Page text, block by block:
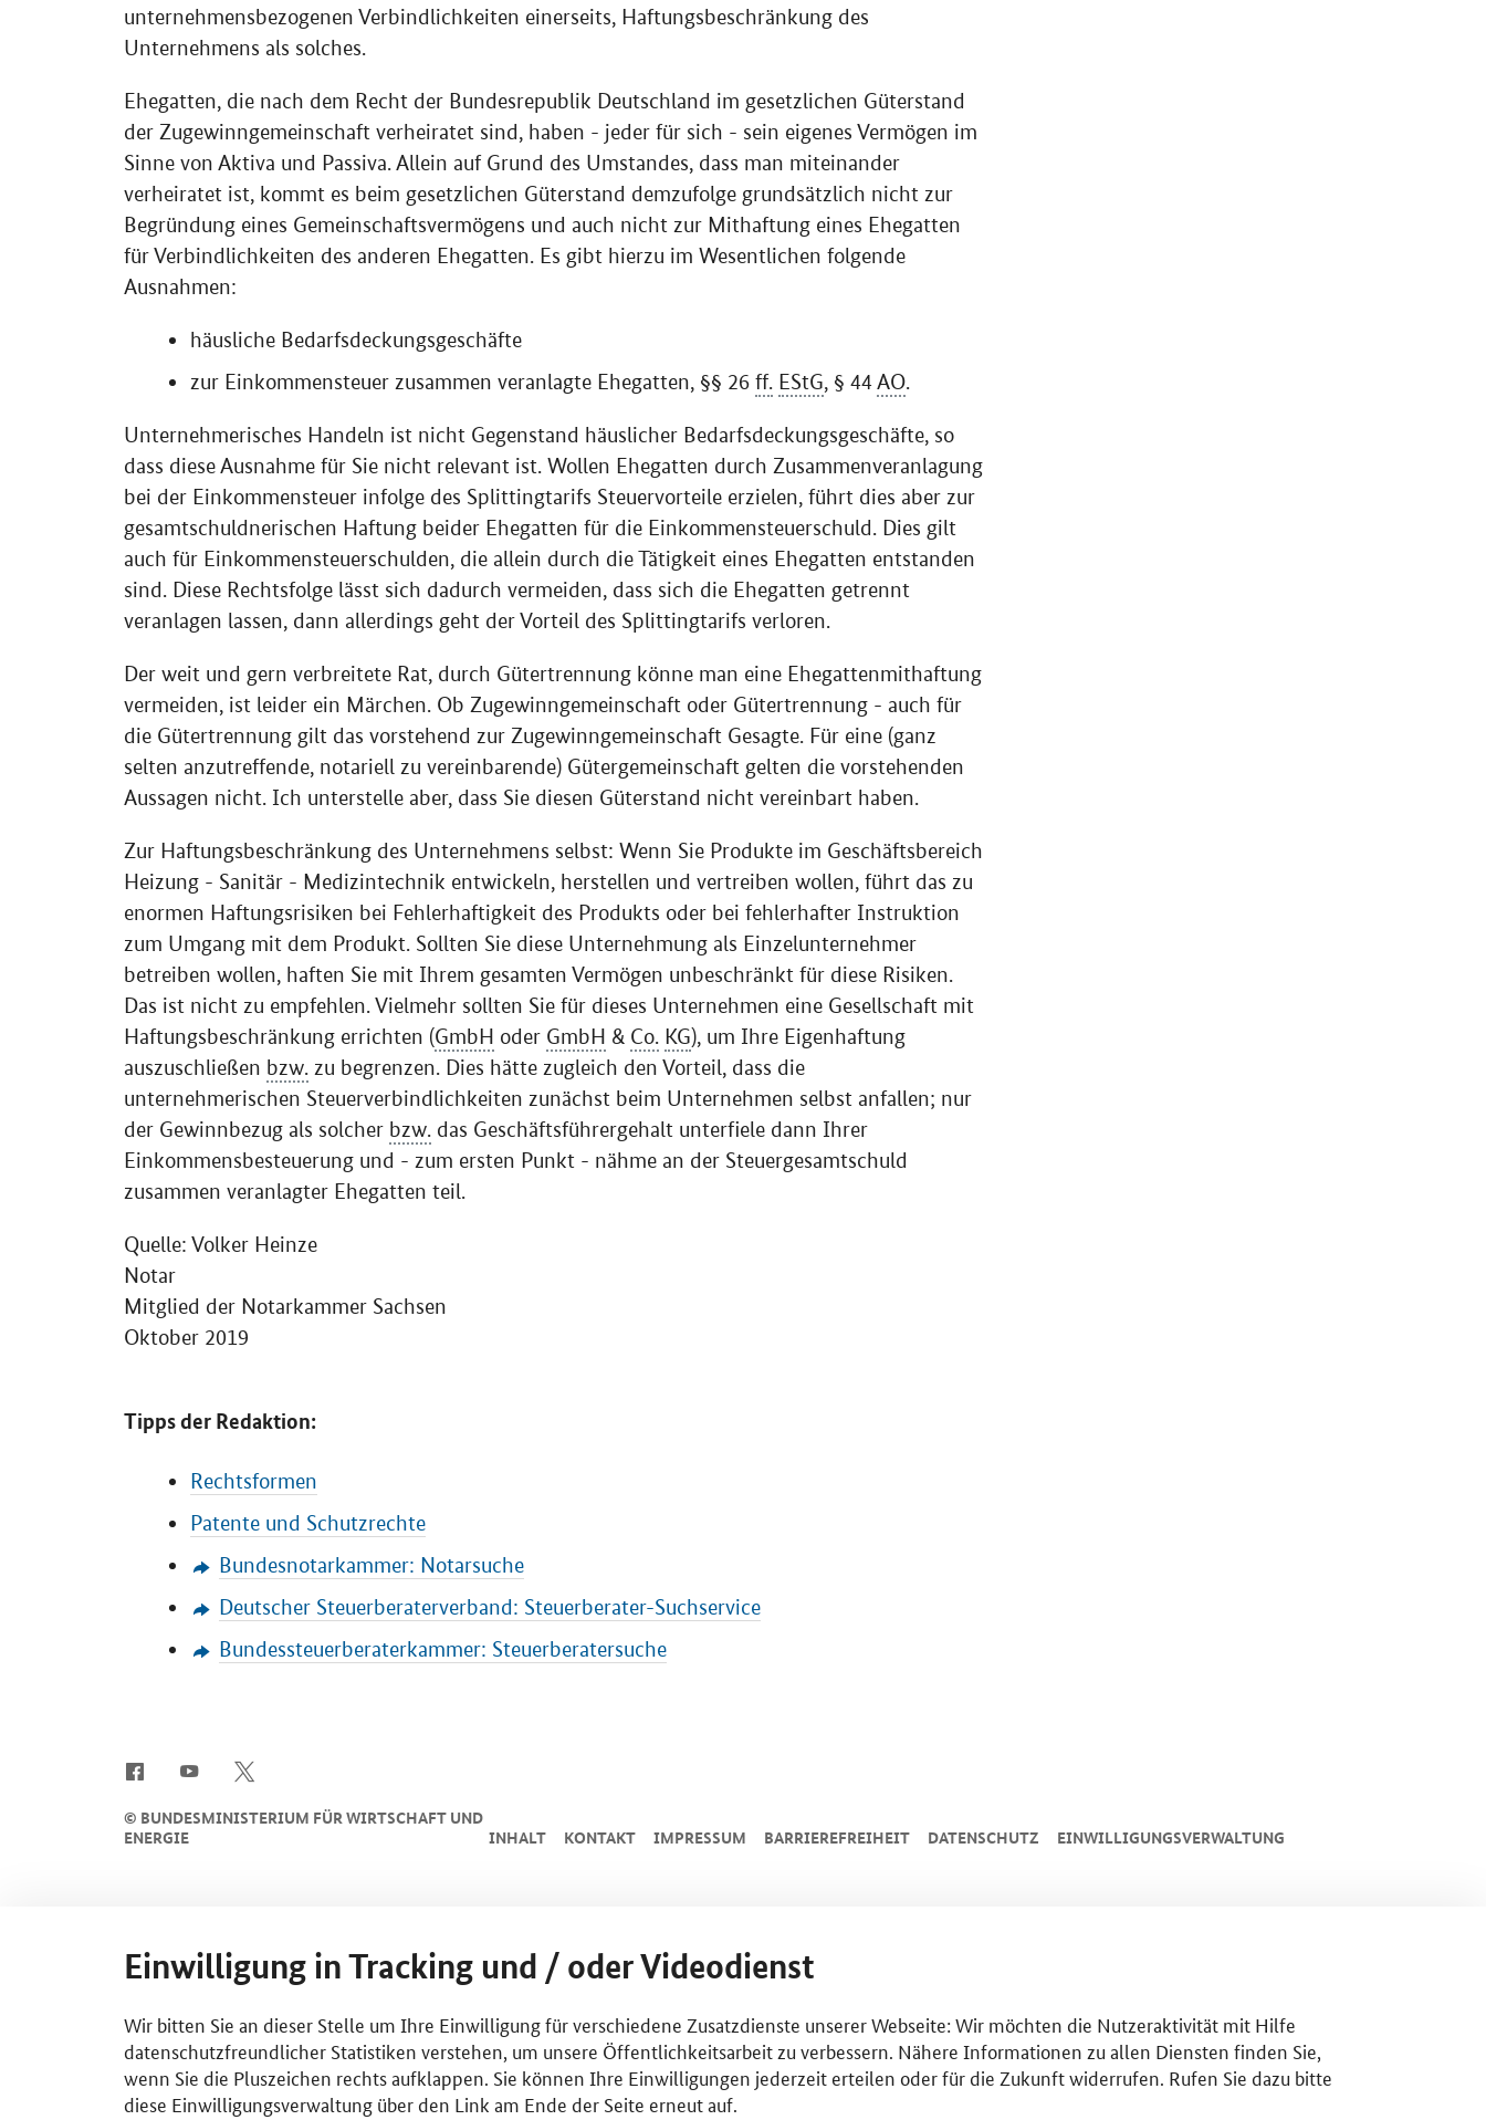
unternehmensbezogenen Verbindlichkeiten einerseits, Haftungsbeschränkung des
Unternehmens als solches.
Ehegatten, die nach dem Recht der Bundesrepublik Deutschland im gesetzlichen Güterstand
der Zugewinngemeinschaft verheiratet sind, haben - jeder für sich - sein eigenes Vermögen im
Sinne von Aktiva und Passiva. Allein auf Grund des Umstandes, dass man miteinander
verheiratet ist, kommt es beim gesetzlichen Güterstand demzufolge grundsätzlich nicht zur
Begründung eines Gemeinschaftsvermögens und auch nicht zur Mithaftung eines Ehegatten
für Verbindlichkeiten des anderen Ehegatten. Es gibt hierzu im Wesentlichen folgende
Ausnahmen:
häusliche Bedarfsdeckungsgeschäfte
zur Einkommensteuer zusammen veranlagte Ehegatten, §§ 26 ff. EStG, § 44AO.
Unternehmerisches Handeln ist nicht Gegenstand häuslicher Bedarfsdeckungsgeschäfte, so
dass diese Ausnahme für Sie nicht relevant ist. Wollen Ehegatten durch Zusammenveranlagung
bei der Einkommensteuer infolge des Splittingtarifs Steuervorteile erzielen, führt dies aber zur
gesamtschuldnerischen Haftung beider Ehegatten für die Einkommensteuerschuld. Dies gilt
auch für Einkommensteuerschulden, die allein durch die Tätigkeit eines Ehegatten entstanden
sind. Diese Rechtsfolge lässt sich dadurch vermeiden, dass sich die Ehegatten getrennt
veranlagen lassen, dann allerdings geht der Vorteil des Splittingtarifs verloren.
Der weit und gern verbreitete Rat, durch Gütertrennung könne man eine Ehegattenmithaftung
vermeiden, ist leider ein Märchen. Ob Zugewinngemeinschaft oder Gütertrennung - auch für
die Gütertrennung gilt das vorstehend zur Zugewinngemeinschaft Gesagte. Für eine (ganz
selten anzutreffende, notariell zu vereinbarende) Gütergemeinschaft gelten die vorstehenden
Aussagen nicht. Ich unterstelle aber, dass Sie diesen Güterstand nicht vereinbart haben.
Zur Haftungsbeschränkung des Unternehmens selbst: Wenn Sie Produkte im Geschäftsbereich
Heizung - Sanitär - Medizintechnik entwickeln, herstellen und vertreiben wollen, führt das zu
enormen Haftungsrisiken bei Fehlerhaftigkeit des Produkts oder bei fehlerhafter Instruktion
zum Umgang mit dem Produkt. Sollten Sie diese Unternehmung als Einzelunternehmer
betreiben wollen, haften Sie mit Ihrem gesamten Vermögen unbeschränkt für diese Risiken.
Das ist nicht zu empfehlen. Vielmehr sollten Sie für dieses Unternehmen eine Gesellschaft mit
Haftungsbeschränkung errichten (GmbH oder GmbH & Co. KG), um Ihre Eigenhaftung
auszuschließen bzw. zu begrenzen. Dies hätte zugleich den Vorteil, dass die
unternehmerischen Steuerverbindlichkeiten zunächst beim Unternehmen selbst anfallen; nur
der Gewinnbezug als solcher bzw. das Geschäftsführergehalt unterfiele dann Ihrer
Einkommensbesteuerung und - zum ersten Punkt - nähme an der Steuergesamtschuld
zusammen veranlagter Ehegatten teil.
Quelle: Volker Heinze
Notar
Mitglied der Notarkammer Sachsen
Oktober 2019
Tipps der Redaktion:
Rechtsformen
Patente und Schutzrechte
Bundesnotarkammer: Notarsuche
Deutscher Steuerberaterverband: Steuerberater-Suchservice
Bundessteuerberaterkammer: Steuerberatersuche
© BUNDESMINISTERIUM FÜR WIRTSCHAFT UND
ENERGIE
INHALT KONTAKT IMPRESSUM BARRIEREFREIHEIT DATENSCHUTZ EINWILLIGUNGSVERWALTUNG
Einwilligung in Tracking und / oder Videodienst
Wir bitten Sie an dieser Stelle um Ihre Einwilligung für verschiedene Zusatzdienste unserer Webseite: Wir möchten die Nutzeraktivität mit Hilfe
datenschutzfreundlicher Statistiken verstehen, um unsere Öffentlichkeitsarbeit zu verbessern. Nähere Informationen zu allen Diensten finden Sie,
wenn Sie die Pluszeichen rechts aufklappen. Sie können Ihre Einwilligungen jederzeit erteilen oder für die Zukunft widerrufen. Rufen Sie dazu bitte
diese Einwilligungsverwaltung über den Link am Ende der Seite erneut auf.